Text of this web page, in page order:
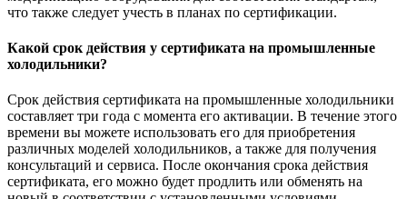
что также следует учесть в планах по сертификации.
Какой срок действия у сертификата на промышленные
холодильники?
Срок действия сертификата на промышленные холодильники
составляет три года с момента его активации. В течение этого
времени вы можете использовать его для приобретения
различных моделей холодильников, а также для получения
консультаций и сервиса. После окончания срока действия
сертификата, его можно будет продлить или обменять на